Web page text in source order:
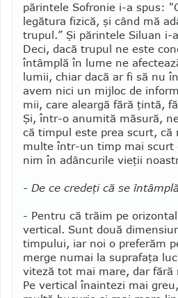
părintele Sofronie i-a spus:
legă­tura fizică, şi când mă
trupul.” Şi părintele Siluan
Deci, da­că trupul ne este
întâmplă în lume ne
lumii, chiar dacă ar fi să nu
avem nici un mij­loc de
mii, care aleargă fără ţintă,
Şi, într-o anumită măsură,
că timpul este prea scurt,
multe într-un timp mai
nim în adâncurile vieţii
- De ce credeţi că se
- Pentru că trăim pe
vertical. Sunt două
timpului, iar noi o preferăm
merge numai la suprafaţa
viteză tot mai mare, dar fără
Pe vertical înaintezi mai